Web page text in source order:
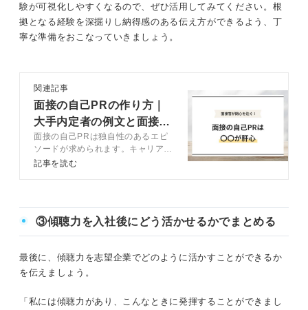
験が可視化しやすくなるので、ぜひ活用してみてください。根
拠となる経験を深掘りし納得感のある伝え方ができるよう、丁
寧な準備をおこなっていきましょう。
関連記事
面接の自己PRの作り方｜
大手内定者の例文と面接官
の評価基準も公開
面接の自己PRは独自性のあるエピ
ソードが求められます。キャリアコ
ンサルタントが自己PRで盛り込む
接を突破しましょう。
記事を読む
③傾聴力を入社後にどう活かせるかでまとめる
最後に、傾聴力を志望企業でどのように活かすことができるか
を伝えましょう。
「私には傾聴力があり、こんなときに発揮することができまし